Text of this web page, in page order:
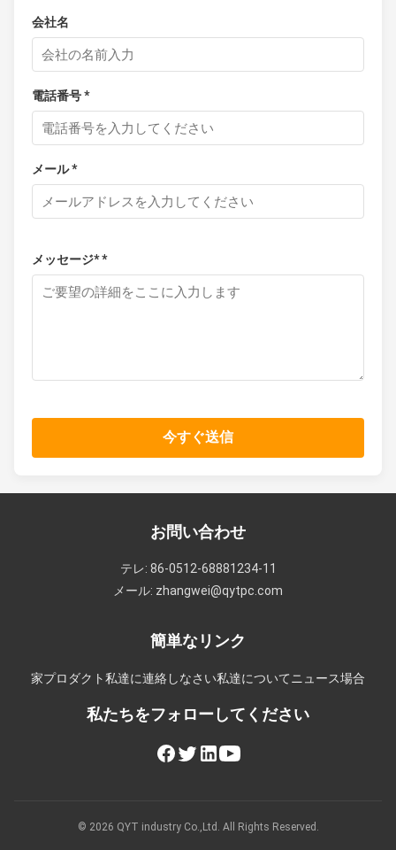
会社名
電話番号 *
メール *
メッセージ* *
今すぐ送信
お問い合わせ
テレ: 86-0512-68881234-11
メール: zhangwei@qytpc.com
簡単なリンク
家プロダクト私達に連絡しなさい私達についてニュース場合
私たちをフォローしてください
© 2026 QYT industry Co.,Ltd. All Rights Reserved.